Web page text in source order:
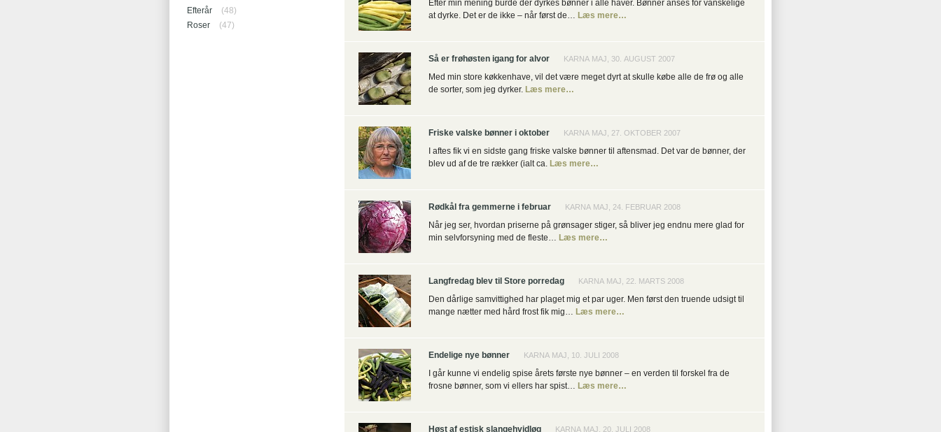
Efter min mening burde der dyrkes bønner i alle haver. Bønner anses for vanskelige
at dyrke. Det er de ikke – når først de… Læs mere…
Så er frøhøsten igang for alvor KARNA MAJ, 30. AUGUST 2007
Med min store køkkenhave, vil det være meget dyrt at skulle købe alle de frø og alle
de sorter, som jeg dyrker. Læs mere…
Friske valske bønner i oktober KARNA MAJ, 27. OKTOBER 2007
I aftes fik vi en sidste gang friske valske bønner til aftensmad. Det var de bønner, der
blev ud af de tre rækker (ialt ca. Læs mere…
Rødkål fra gemmerne i februar KARNA MAJ, 24. FEBRUAR 2008
Når jeg ser, hvordan priserne på grønsager stiger, så bliver jeg endnu mere glad for
min selvforsyning med de fleste… Læs mere…
Langfredag blev til Store porredag KARNA MAJ, 22. MARTS 2008
Den dårlige samvittighed har plaget mig et par uger. Men først den truende udsigt til
mange nætter med hård frost fik mig… Læs mere…
Endelige nye bønner KARNA MAJ, 10. JULI 2008
I går kunne vi endelig spise årets første nye bønner – en verden til forskel fra de
frosne bønner, som vi ellers har spist… Læs mere…
Høst af estisk slangehvidløg KARNA MAJ, 20. JULI 2008
Efterår
(48)
Roser
(47)